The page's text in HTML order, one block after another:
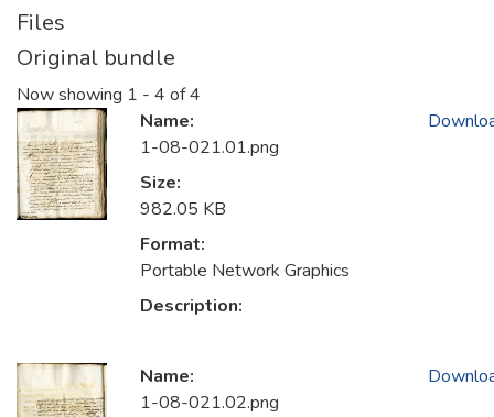
Files
Original bundle
Now showing 1 - 4 of 4
Name:
1-08-021.01.png
Size:
982.05 KB
Format:
Portable Network Graphics
Description:
Name:
1-08-021.02.png